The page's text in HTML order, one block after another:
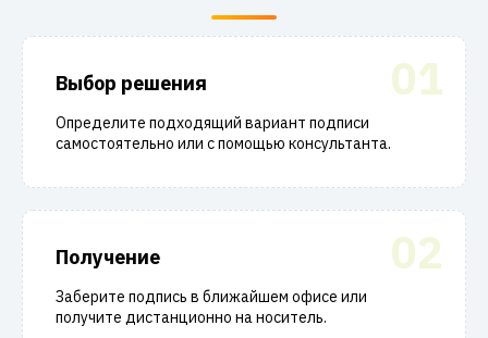
01
Выбор решения
Определите подходящий вариант подписи
самостоятельно или с помощью консультанта.
02
Получение
Заберите подпись в ближайшем офисе или
получите дистанционно на носитель.